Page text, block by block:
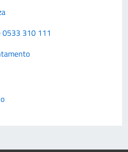
0533 310 111